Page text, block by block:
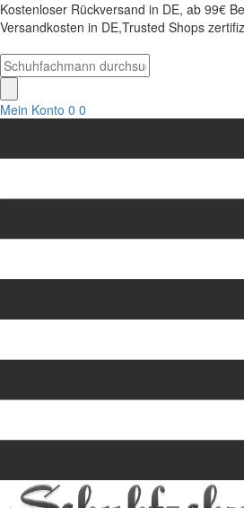
Kostenloser Rückversand in DE, ab 99€
Versandkosten in DE,Trusted Shops
Mein Konto 0 0